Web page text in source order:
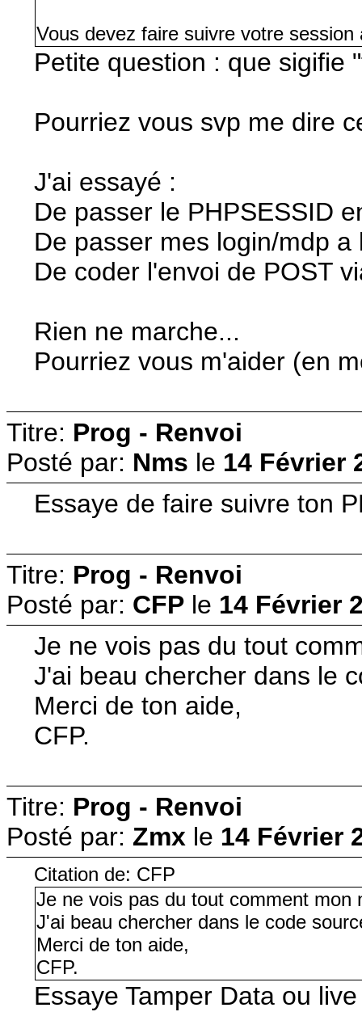
Vous devez faire suivre votre
Petite question : que sigifie
Pourriez vous svp me dire
J'ai essayé :
De passer le PHPSESSID
De passer mes login/mdp
De coder l'envoi de POST
Rien ne marche...
Pourriez vous m'aider (en
Titre: Prog - Renvoi
Posté par: Nms le 14 Février
Essaye de faire suivre ton
Titre: Prog - Renvoi
Posté par: CFP le 14 Février
Je ne vois pas du tout
J'ai beau chercher dans le
Merci de ton aide,
CFP.
Titre: Prog - Renvoi
Posté par: Zmx le 14 Février
Citation de: CFP
Je ne vois pas du tout comment mon
J'ai beau chercher dans le code
Merci de ton aide,
CFP.
Essaye Tamper Data ou